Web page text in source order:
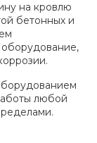
на кровлю
бетонных и
любой